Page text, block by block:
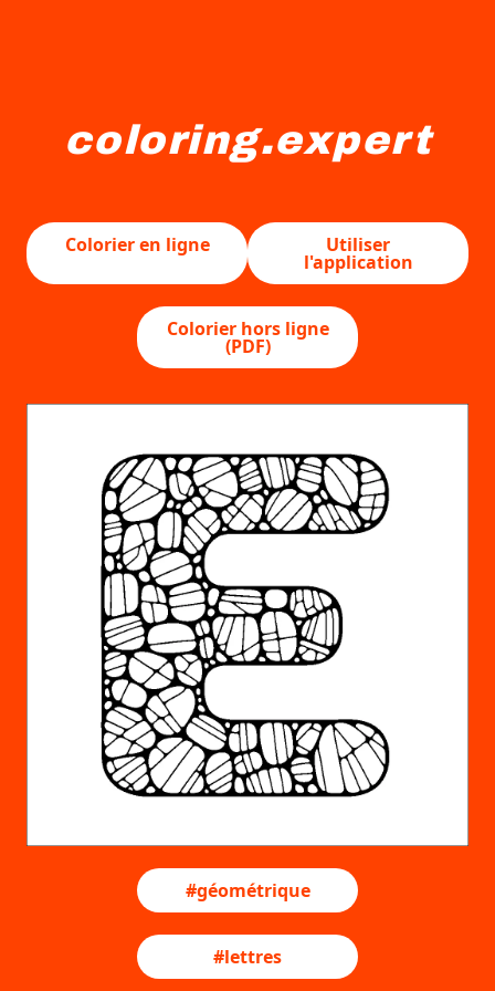
coloring.expert
Colorier en ligne
Utiliser
l'application
Colorier hors ligne
(PDF)
#géométrique
#lettres